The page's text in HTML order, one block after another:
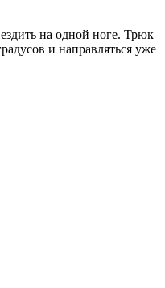
на одной ноге. Трюк
и направляться уже